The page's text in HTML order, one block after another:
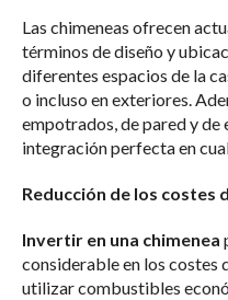
Las chimeneas ofrecen
términos de diseño y
diferentes espacios de la
o incluso en exteriores.
empotrados, de pared y de
integración perfecta en
Reducción de los costes
Invertir en una chimenea
considerable en los costes
utilizar combustibles